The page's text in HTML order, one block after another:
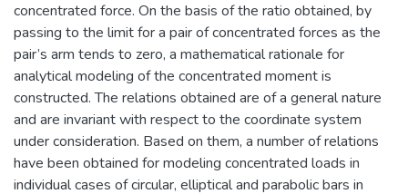
concentrated force. On the basis of the ratio obtained, by
passing to the limit for a pair of concentrated forces as the
pair’s arm tends to zero, a mathematical rationale for
analytical modeling of the concentrated moment is
constructed. The relations obtained are of a general nature
and are invariant with respect to the coordinate system
under consideration. Based on them, a number of relations
have been obtained for modeling concentrated loads in
individual cases of circular, elliptical and parabolic bars in